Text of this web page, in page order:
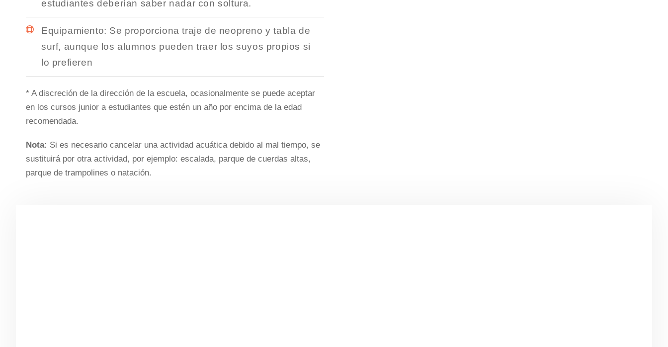
estudiantes deberían saber nadar con soltura.
Equipamiento: Se proporciona traje de neopreno y tabla de
surf, aunque los alumnos pueden traer los suyos propios si
lo prefieren
* A discreción de la dirección de la escuela, ocasionalmente se puede aceptar
en los cursos junior a estudiantes que estén un año por encima de la edad
recomendada.
Nota: Si es necesario cancelar una actividad acuática debido al mal tiempo, se
sustituirá por otra actividad, por ejemplo: escalada, parque de cuerdas altas,
parque de trampolines o natación.